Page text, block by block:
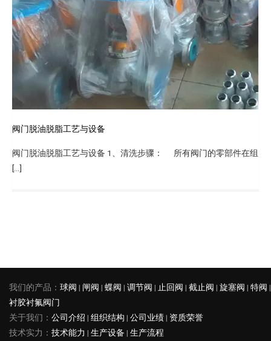
阀门脱油脱脂工艺与设备
阀门脱油脱脂工艺与设备 1、清洗步骤： 所有阀门的零部件在组
[…]
我们的产品： 球阀 | 闸阀 | 蝶阀 | 调节阀 | 止回阀 | 截止阀 | 旋塞阀 | 特阀 |
衬胶衬氟阀门
关于我们： 公司介绍 | 组织结构 | 公司业绩| 资质荣誉
技术实力： 技术能力 | 生产设备 | 生产流程